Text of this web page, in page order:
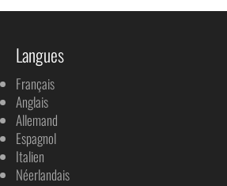
Langues
Français
Anglais
Allemand
Espagnol
Italien
Néerlandais